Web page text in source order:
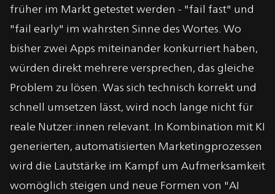
früher im Markt getestet werden - "fail fast" und
"fail early" im wahrsten Sinne des Wortes. Wo
bisher zwei Apps miteinander konkurriert haben,
würden direkt mehrere versprechen, das gleiche
Problem zu lösen. Was sich technisch korrekt und
schnell umsetzen lässt, wird noch lange nicht für
reale Nutzer:innen relevant. In Kombination mit KI
generierten, automatisierten Marketingprozessen
wird die Lautstärke im Kampf um Aufmerksamkeit
womöglich steigen und neue Formen von "AI